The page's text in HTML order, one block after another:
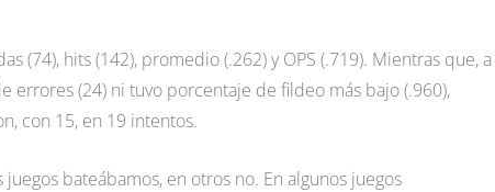
(74), hits (142), promedio (.262) y OPS (.719). Mientras que, a
(24) ni tuvo porcentaje de fildeo más bajo (.960),
con 15, en 19 intentos.
bateábamos, en otros no. En algunos juegos